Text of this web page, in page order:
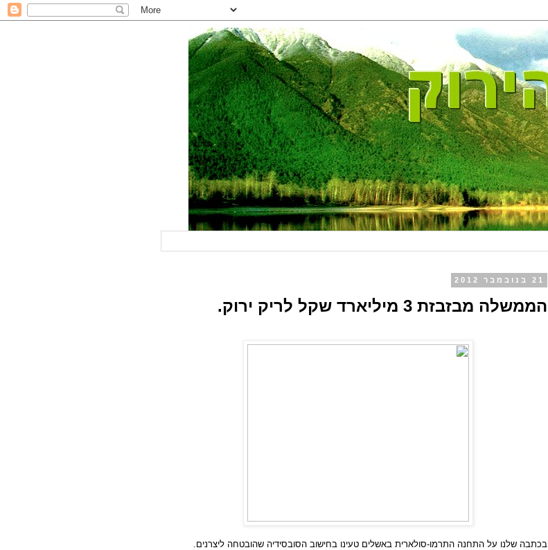
21 בנובמבר 2012
הממשלה מבזבזת 3 מיליארד שקל לריק ירוק.
בכתבה שלנו על התחנה התרמו-סולארית באשלים טעינו בחישוב הסובסידיה שהובטחה ליצרנים.